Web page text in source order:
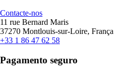
Contacte-nos
11 rue Bernard Maris
37270 Montlouis-sur-Loire, França
+33 1 86 47 62 58
Pagamento seguro